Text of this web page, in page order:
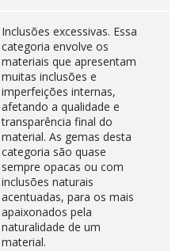
Inclusões excessivas. Essa
categoria envolve os
materiais que apresentam
muitas inclusões e
imperfeições internas,
afetando a qualidade e
transparência final do
material. As gemas desta
categoria são quase
sempre opacas ou com
inclusões naturais
acentuadas, para os mais
apaixonados pela
naturalidade de um
material.